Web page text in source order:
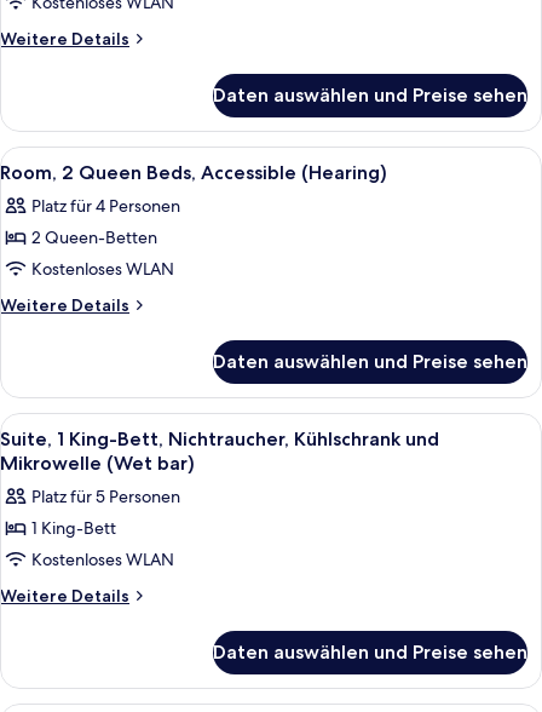
W/SOFABD/MICROWV/FRIDGE
Weitere Details
Weitere
KING
W/SOFABD/MICROWV/FRIDGE
Daten auswählen und Preise sehen
Alle
Fotos
für
Room,
2
Queen
(Hearing)
anzeigen
Ein Hotelzimmer mit zwei Betten,
6
Room, 2 Queen Beds, Accessible (Hearing)
Platz für 4 Personen
2 Queen-Betten
Kostenloses WLAN
Weitere Details
Weitere
2
Queen
Beds,
Accessible
Daten auswählen und Preise sehen
Alle
Fotos
für
Suite,
1 King-
Bett,
Nichtraucher,
Mikrowelle
(Wet
Ein Hotelzimmer mit Bett,
11
Suite, 1 King-Bett, Nichtraucher, Kühlschrank und
Mikrowelle (Wet bar)
Platz für 5 Personen
1 King-Bett
Kostenloses WLAN
Weitere Details
Weitere
1 King-
Bett,
Daten auswählen und Preise sehen